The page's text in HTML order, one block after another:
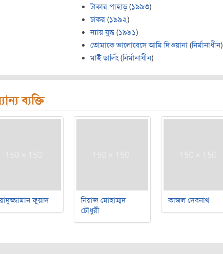
টাকার পাহাড়(১৯৯৩)
চাকর (১৯৯২)
ন্যায় যুদ্ধ (১৯৯১)
তোমাকে ভালোবেসে আমি দিওয়ানা (নির্মানাধীন)
মাই ডার্লিং (নির্মানাধীন)
ব্যক্তি
ফুয়াদ
নিয়াজ মোহাম্মদ
চৌধুরী
কাজল দেবনাথ